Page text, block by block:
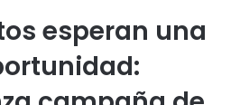
esperan una